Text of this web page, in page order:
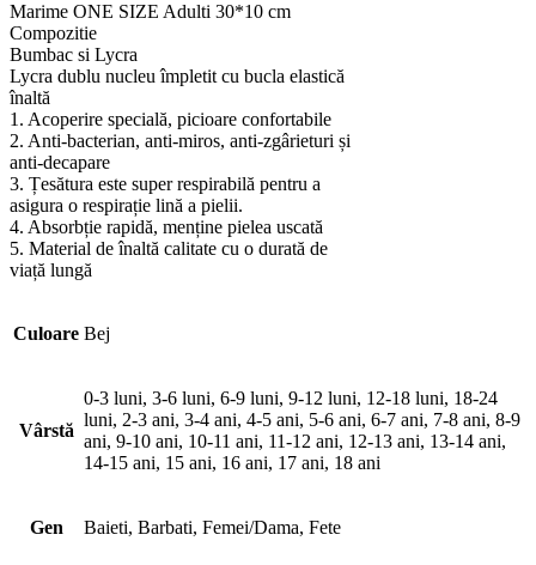
Marime ONE SIZE Adulti 30*10 cm
Compozitie
Bumbac si Lycra
Lycra dublu nucleu împletit cu bucla elastică
înaltă
1. Acoperire specială, picioare confortabile
2. Anti-bacterian, anti-miros, anti-zgârieturi și
anti-decapare
3. Țesătura este super respirabilă pentru a
asigura o respirație lină a pielii.
4. Absorbție rapidă, menține pielea uscată
5. Material de înaltă calitate cu o durată de
viață lungă
Culoare Bej
Vârstă
0-3 luni, 3-6 luni, 6-9 luni, 9-12 luni, 12-18 luni, 18-24
luni, 2-3 ani, 3-4 ani, 4-5 ani, 5-6 ani, 6-7 ani, 7-8 ani, 8-9
ani, 9-10 ani, 10-11 ani, 11-12 ani, 12-13 ani, 13-14 ani,
14-15 ani, 15 ani, 16 ani, 17 ani, 18 ani
Gen Baieti, Barbati, Femei/Dama, Fete